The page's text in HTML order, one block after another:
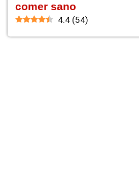
comer sano
4.4 (54)